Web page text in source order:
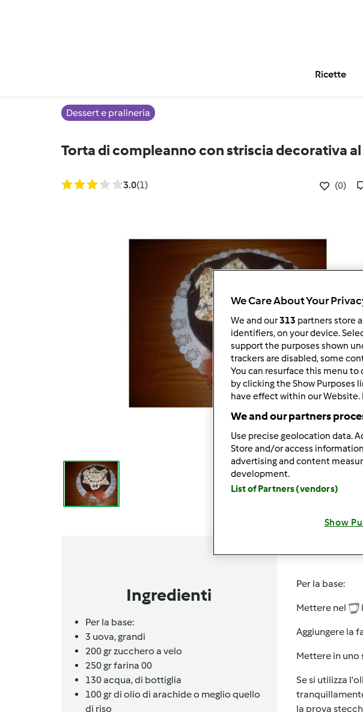
Ricette
Dessert e pralineria
Torta di compleanno con striscia decorativa
3.0(1) (0)
Ingredienti
Per la base:
3 uova,grandi
200 gr zucchero a velo
250 gr farina 00
130acqua,di bottiglia
100 gr di olio di arachide o meglio quello
di riso
Per la base:
Mettere nel
Aggiungere la
Mettere in uno
Se si utilizza
la prova
We Care About Your
We and our313 partners store
identifiers, on your device.
support the purposes shown
trackers are disabled, some
You can resurface this menu
by clicking the Show Purposes
have effect within our Website.
We and our partners
Use precise geolocation data.
Store and/or access
advertising and content
development.
List of Partners (vendors)
Show